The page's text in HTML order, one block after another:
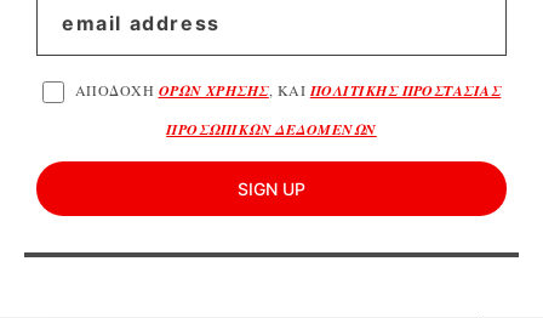
ΑΠΟΔΟΧΗ ΟΡΩΝ ΧΡΗΣΗΣ, ΚΑΙ ΠΟΛΙΤΙΚΗΣ ΠΡΟΣΤΑΣΙΑΣ
ΠΡΟΣΩΠΙΚΩΝ ΔΕΔΟΜΕΝΩΝ
SIGN UP